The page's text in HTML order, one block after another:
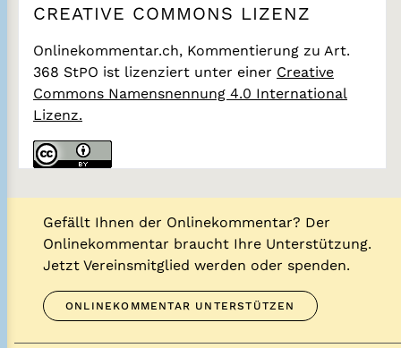
CREATIVE COMMONS LIZENZ
Onlinekommentar.ch, Kommentierung zu Art.
368 StPO ist lizenziert unter einer Creative
Commons Namensnennung 4.0 International
Lizenz.
Gefällt Ihnen der Onlinekommentar? Der
Onlinekommentar braucht Ihre Unterstützung.
Jetzt Vereinsmitglied werden oder spenden.
ONLINEKOMMENTAR UNTERSTÜTZEN